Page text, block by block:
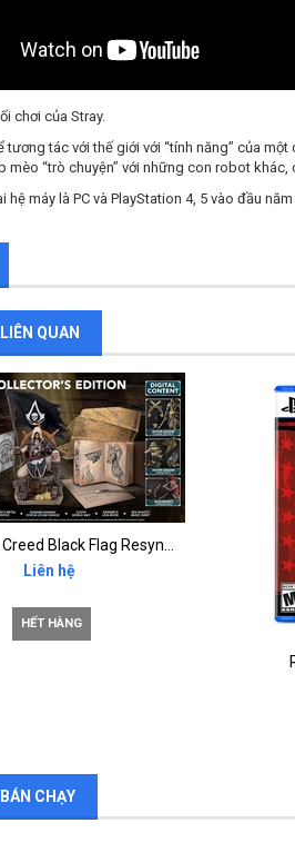
chơi của Stray.
tương tác với thế giới với “tính năng” của
mèo “trò chuyện” với những con robot
hệ máy là PC và PlayStation 4, 5 vào đầu
QUAN
Liên hệ
HẾT HÀNG
CHẠY